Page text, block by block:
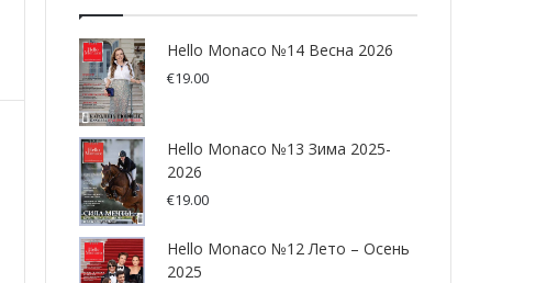
Hello Monaco №14 Весна 2026
€19.00
Hello Monaco №13 Зима 2025-
2026
€19.00
Hello Monaco №12 Лето – Осень
2025